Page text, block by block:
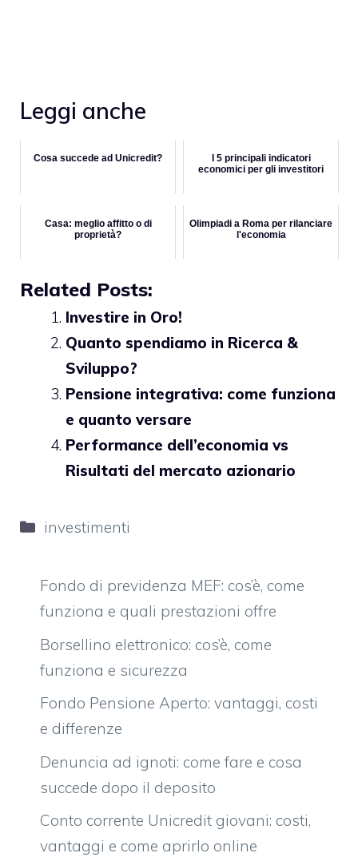
Leggi anche
Cosa succede ad Unicredit?
I 5 principali indicatori
economici per gli investitori
Casa: meglio affitto o di
proprietà?
Olimpiadi a Roma per rilanciare
l'economia
Related Posts:
Investire in Oro!
Quanto spendiamo in Ricerca &
Sviluppo?
Pensione integrativa: come funziona
e quanto versare
Performance dell’economia vs
Risultati del mercato azionario
Categorie
investimenti
Fondo di previdenza MEF: cos’è, come
funziona e quali prestazioni offre
Borsellino elettronico: cos’è, come
funziona e sicurezza
Fondo Pensione Aperto: vantaggi, costi
e differenze
Denuncia ad ignoti: come fare e cosa
succede dopo il deposito
Conto corrente Unicredit giovani: costi,
vantaggi e come aprirlo online